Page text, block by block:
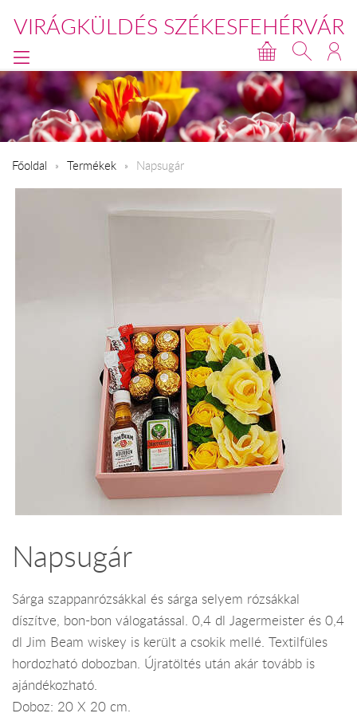
VIRÁGKÜLDÉS SZÉKESFEHÉRVÁR
Főoldal Termékek Napsugár
Napsugár
Sárga szappanrózsákkal és sárga selyem rózsákkal
díszítve, bon-bon válogatással. 0,4 dl Jagermeister és 0,4
dl Jim Beam wiskey is került a csokik mellé. Textilfüles
hordozható dobozban. Újratöltés után akár tovább is
ajándékozható.
Doboz: 20 X 20 cm.